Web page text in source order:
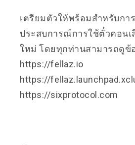
เตรียมตัวให้พร้อมสำหรับกา
ประสบการณ์การใช้ตั๋วคอนเ
ใหม่ โดยทุกท่านสามารถดูข้
https://fellaz.io
https://
https://sixprotocol.com